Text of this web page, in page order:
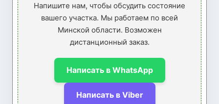
Напишите нам, чтобы обсудить состояние
вашего участка. Мы работаем по всей
Минской области. Возможен
дистанционный заказ.
Написать в WhatsApp
Написать в Viber